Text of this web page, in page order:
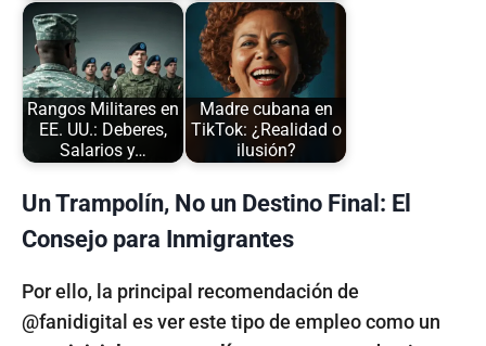
Rangos Militares en
EE. UU.: Deberes,
Salarios y…
Madre cubana en
TikTok: ¿Realidad o
ilusión?
Un Trampolín, No un Destino Final: El
Consejo para Inmigrantes
Por ello, la principal recomendación de
@fanidigital es ver este tipo de empleo como un